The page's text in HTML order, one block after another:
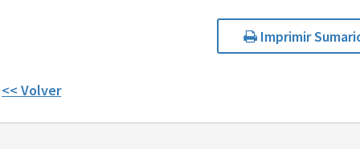
Imprimir
<< Volver